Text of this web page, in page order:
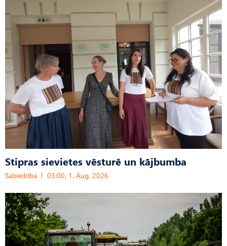
Stipras sievietes vēsturē un kājbumba
Sabiedrība 03:00, 1. Aug, 2026